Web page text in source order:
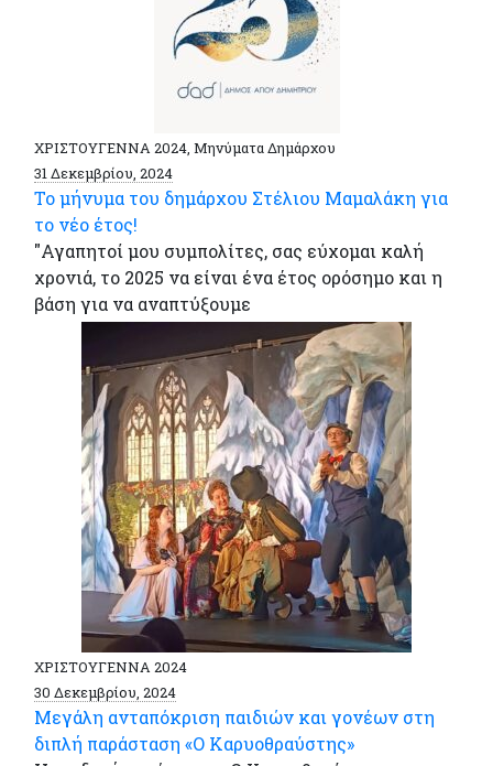
ΧΡΙΣΤΟΥΓΕΝΝΑ 2024, Μηνύματα Δημάρχου
31 Δεκεμβρίου, 2024
Το μήνυμα του δημάρχου Στέλιου Μαμαλάκη για
το νέο έτος!
"Αγαπητοί μου συμπολίτες, σας εύχομαι καλή
χρονιά, το 2025 να είναι ένα έτος ορόσημο και η
βάση για να αναπτύξουμε
ΧΡΙΣΤΟΥΓΕΝΝΑ 2024
30 Δεκεμβρίου, 2024
Μεγάλη ανταπόκριση παιδιών και γονέων στη
διπλή παράσταση «Ο Καρυοθραύστης»